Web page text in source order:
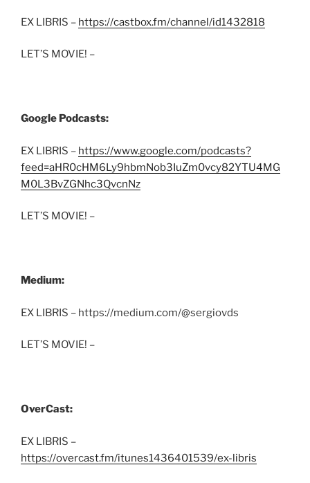
EX LIBRIS – https://castbox.fm/channel/id1432818
LET’S MOVIE! –
Google Podcasts:
EX LIBRIS – https://www.google.com/podcasts?
feed=aHR0cHM6Ly9hbmNob3IuZm0vcy82YTU4MG
M0L3BvZGNhc3QvcnNz
LET’S MOVIE! –
Medium:
EX LIBRIS – https://medium.com/@sergiovds
LET’S MOVIE! –
OverCast:
EX LIBRIS –
https://overcast.fm/itunes1436401539/ex-libris